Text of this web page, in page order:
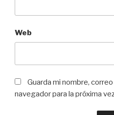
Web
Guarda mi nombre,
navegador para la próxima